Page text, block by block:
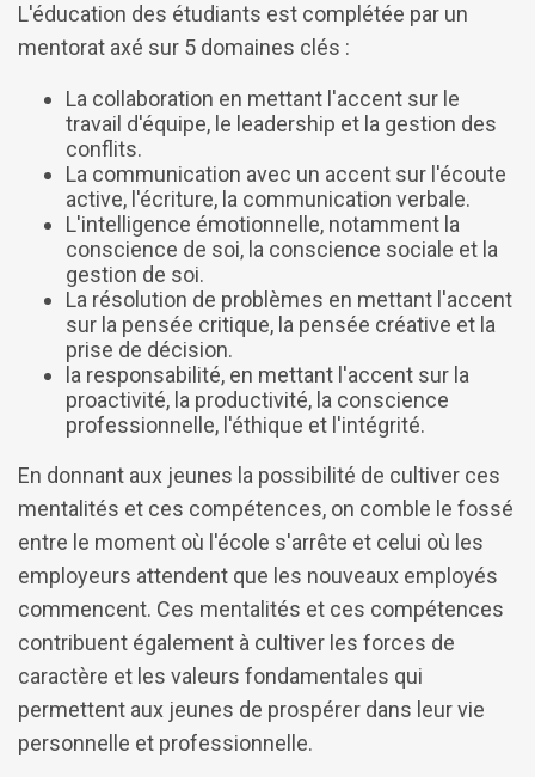
L'éducation des étudiants est complétée par un
mentorat axé sur 5 domaines clés :
La collaboration en mettant l'accent sur le
travail d'équipe, le leadership et la gestion des
conflits.
La communication avec un accent sur l'écoute
active, l'écriture, la communication verbale.
L'intelligence émotionnelle, notamment la
conscience de soi, la conscience sociale et la
gestion de soi.
La résolution de problèmes en mettant l'accent
sur la pensée critique, la pensée créative et la
prise de décision.
la responsabilité, en mettant l'accent sur la
proactivité, la productivité, la conscience
professionnelle, l'éthique et l'intégrité.
En donnant aux jeunes la possibilité de cultiver ces
mentalités et ces compétences, on comble le fossé
entre le moment où l'école s'arrête et celui où les
employeurs attendent que les nouveaux employés
commencent. Ces mentalités et ces compétences
contribuent également à cultiver les forces de
caractère et les valeurs fondamentales qui
permettent aux jeunes de prospérer dans leur vie
personnelle et professionnelle.